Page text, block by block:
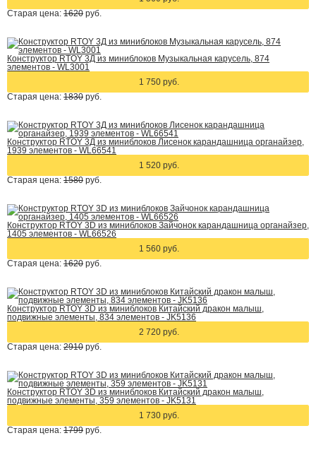
Старая цена: 1620 руб.
Конструктор RTOY 3Д из миниблоков Музыкальная карусель, 874
элементов - WL3001
1 750 руб.
Старая цена: 1830 руб.
Конструктор RTOY 3Д из миниблоков Лисенок карандашница органайзер,
1939 элементов - WL66541
1 520 руб.
Старая цена: 1580 руб.
Конструктор RTOY 3D из миниблоков Зайчонок карандашница органайзер,
1405 элементов - WL66526
1 560 руб.
Старая цена: 1620 руб.
Конструктор RTOY 3D из миниблоков Китайский дракон малыш,
подвижные элементы, 834 элементов - JK5136
2 720 руб.
Старая цена: 2910 руб.
Конструктор RTOY 3D из миниблоков Китайский дракон малыш,
подвижные элементы, 359 элементов - JK5131
1 730 руб.
Старая цена: 1799 руб.